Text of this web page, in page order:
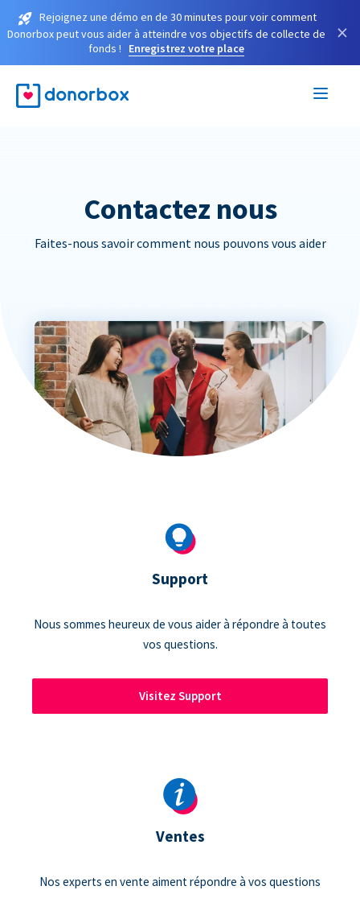
Rejoignez une démo en de 30 minutes pour voir comment
Donorbox peut vous aider à atteindre vos objectifs de collecte de
fonds !
Enregistrez votre place
×
Contactez nous
Faites-nous savoir comment nous pouvons vous aider
Support
Nous sommes heureux de vous aider à répondre à toutes
vos questions.
Visitez Support
Ventes
Nos experts en vente aiment répondre à vos questions